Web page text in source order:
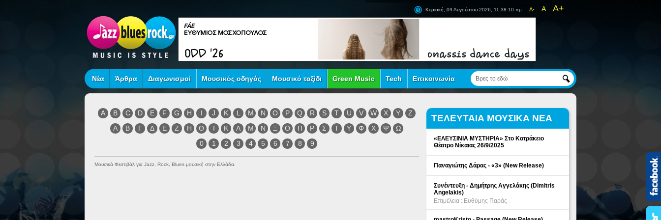
A- A A+
Κυριακή, 09 Αυγούστου 2026, 11:38:10 πμ
Νέα Άρθρα Διαγωνισμοί Μουσικός οδηγός Μουσικό ταξίδι Green Music Tech Επικοινωνία
A B C D E F G H I J K L M N O P Q R S T U V W X Y
Z
Α
Β Γ Δ Ε Ζ Η Θ Ι Κ Λ Μ Ν Ξ Ο Π Ρ Σ Τ Υ Φ Χ Ψ
Ω
0
1 2 3 4 5 6 7 8 9
Μουσικά Φεστιβάλ για Jazz, Rock, Blues μουσική στην Ελλάδα.
ΤΕΛΕΥΤΑΙΑ ΜΟΥΣΙΚΑ ΝΕΑ
«ΕΛΕΥΣΙΝΙΑ ΜΥΣΤΗΡΙΑ» Στο Κατράκειο
Θέατρο Νίκαιας 26/9/2025
Παναγιώτης Δάρας - «3» (New Release)
Συνέντευξη - Δημήτρης Αγγελάκης (Dimitris
Angelakis)
Επιμέλεια : Ευθύμης Παράς